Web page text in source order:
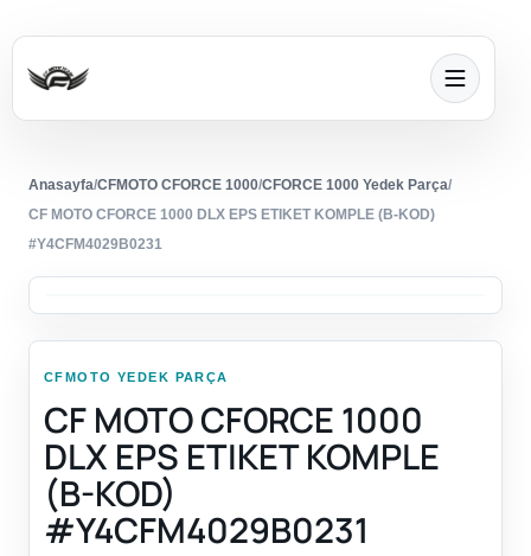
Anasayfa/CFMOTO CFORCE 1000/CFORCE 1000 Yedek Parça/
CF MOTO CFORCE 1000 DLX EPS ETIKET KOMPLE (B-KOD)
#Y4CFM4029B0231
CFMOTO YEDEK PARÇA
CF MOTO CFORCE 1000
DLX EPS ETIKET KOMPLE
(B-KOD)
#Y4CFM4029B0231